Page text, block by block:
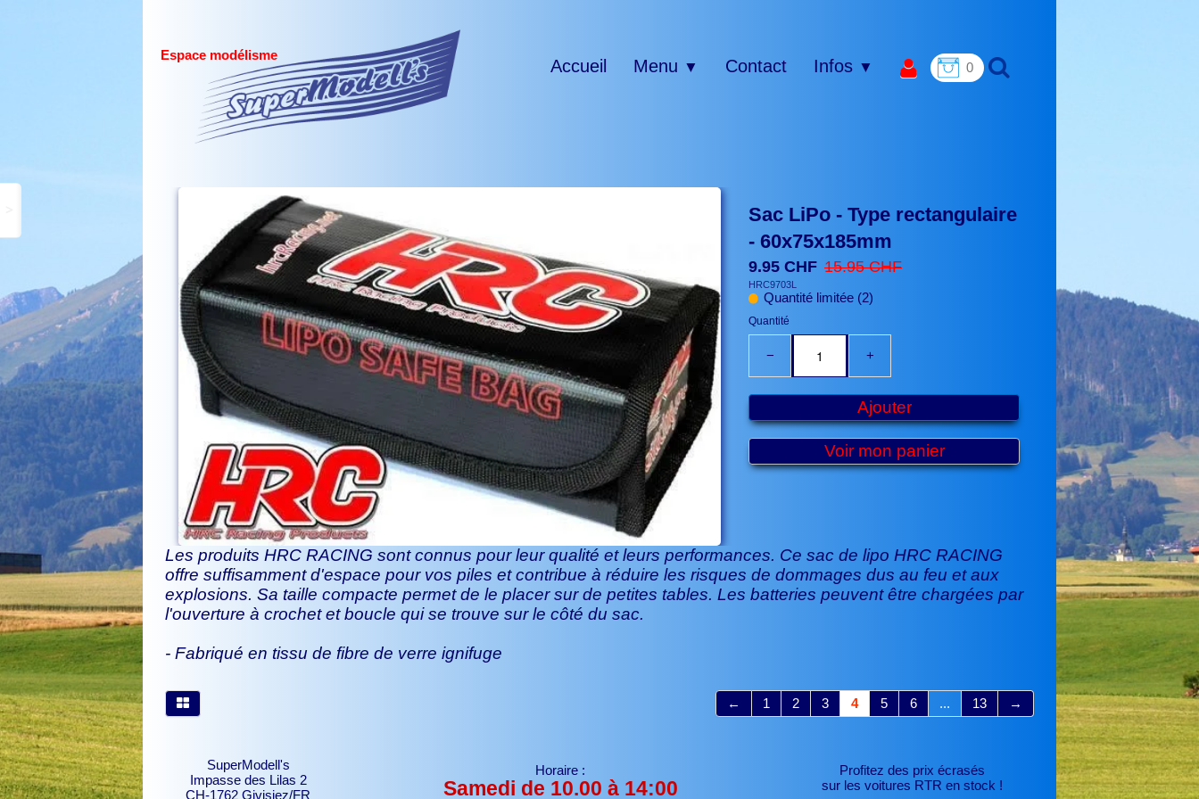
Espace modélisme
Accueil Menu ▼ Contact Infos ▼ 0
Sac LiPo - Type rectangulaire
- 60x75x185mm
9.95 CHF 15.95 CHF
HRC9703L
Quantité limitée (2)
Quantité
− +
Ajouter
Voir mon panier
Les produits HRC RACING sont connus pour leur qualité et leurs performances. Ce sac de lipo HRC RACING
offre suffisamment d'espace pour vos piles et contribue à réduire les risques de dommages dus au feu et aux
explosions. Sa taille compacte permet de le placer sur de petites tables. Les batteries peuvent être chargées par
l'ouverture à crochet et boucle qui se trouve sur le côté du sac.
- Fabriqué en tissu de fibre de verre ignifuge
← 1 2 3 4 5 6 ... 13 →
SuperModell's
Impasse des Lilas 2
CH-1762 Givisiez/FR
Horaire :
Samedi de 10.00 à 14:00
Profitez des prix écrasés
sur les voitures RTR en stock !